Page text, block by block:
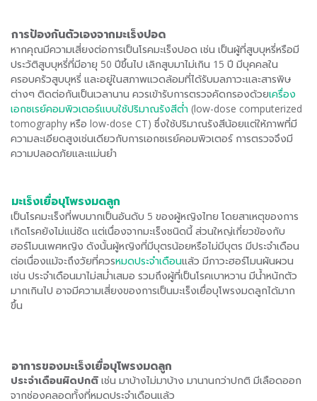
การป้องกันตัวเองจากมะเร็งปอด
หากคุณมีความเสี่ยงต่อการเป็นโรคมะเร็งปอด เช่น เป็นผู้ที่สูบบุหรี่หรือมี
ประวัติสูบบุหรี่ที่มีอายุ 50 ปีขึ้นไป เลิกสูบมาไม่เกิน 15 ปี มีบุคคลใน
ครอบครัวสูบบุหรี่ และอยู่ในสภาพแวดล้อมที่ได้รับมลภาวะและสารพิษ
ต่างๆ ติดต่อกันเป็นเวลานาน ควรเข้ารับการตรวจคัดกรองด้วยเครื่อง
เอกซเรย์คอมพิวเตอร์แบบใช้ปริมาณรังสีต่ำ (low-dose computerized
tomography หรือ low-dose CT) ซึ่งใช้ปริมาณรังสีน้อยแต่ให้ภาพที่มี
ความละเอียดสูงเช่นเดียวกับการเอกซเรย์คอมพิวเตอร์ การตรวจจึงมี
ความปลอดภัยและแม่นยำ
มะเร็งเยื่อบุโพรงมดลูก
เป็นโรคมะเร็งที่พบมากเป็นอันดับ 5 ของผู้หญิงไทย โดยสาเหตุของการ
เกิดโรคยังไม่แน่ชัด แต่เนื่องจากมะเร็งชนิดนี้ ส่วนใหญ่เกี่ยวข้องกับ
ฮอร์โมนเพศหญิง ดังนั้นผู้หญิงที่มีบุตรน้อยหรือไม่มีบุตร มีประจำเดือน
ต่อเนื่องแม้จะถึงวัยที่ควรหมดประจำเดือนแล้ว มีภาวะฮอร์โมนผันผวน
เช่น ประจำเดือนมาไม่สม่ำเสมอ รวมถึงผู้ที่เป็นโรคเบาหวาน มีน้ำหนักตัว
มากเกินไป อาจมีความเสี่ยงของการเป็นมะเร็งเยื่อบุโพรงมดลูกได้มาก
ขึ้น
อาการของมะเร็งเยื่อบุโพรงมดลูก
ประจำเดือนผิดปกติ เช่น มาบ้างไม่มาบ้าง มานานกว่าปกติ มีเลือดออก
จากช่องคลอดทั้งที่หมดประจำเดือนแล้ว